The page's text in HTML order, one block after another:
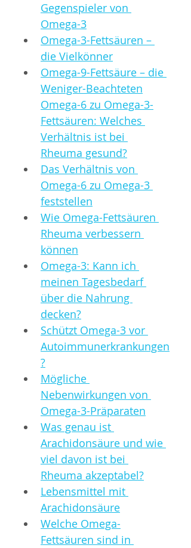
Gegenspieler von
Omega-3
Omega-3-Fettsäuren –
die Vielkönner
Omega-9-Fettsäure – die
Weniger-Beachteten
Omega-6 zu Omega-3-
Fettsäuren: Welches
Verhältnis ist bei
Rheuma gesund?
Das Verhältnis von
Omega-6 zu Omega-3
feststellen
Wie Omega-Fettsäuren
Rheuma verbessern
können
Omega-3: Kann ich
meinen Tagesbedarf
über die Nahrung
decken?
Schützt Omega-3 vor
Autoimmunerkrankungen
?
Mögliche
Nebenwirkungen von
Omega-3-Präparaten
Was genau ist
Arachidonsäure und wie
viel davon ist bei
Rheuma akzeptabel?
Lebensmittel mit
Arachidonsäure
Welche Omega-
Fettsäuren sind in